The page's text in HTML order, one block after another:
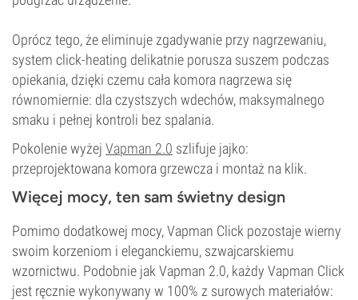
Oprócz tego, że eliminuje zgadywanie przy nagrzewaniu,
system click-heating delikatnie porusza suszem podczas
opiekania, dzięki czemu cała komora nagrzewa się
równomiernie: dla czystszych wdechów, maksymalnego
smaku i pełnej kontroli bez spalania.
Pokolenie wyżej Vapman 2.0 szlifuje jajko:
przeprojektowana komora grzewcza i montaż na klik.
Więcej mocy, ten sam świetny design
Pomimo dodatkowej mocy, Vapman Click pozostaje wierny
swoim korzeniom i eleganckiemu, szwajcarskiemu
wzornictwu. Podobnie jak Vapman 2.0, każdy Vapman Click
jest ręcznie wykonywany w 100% z surowych materiałów: